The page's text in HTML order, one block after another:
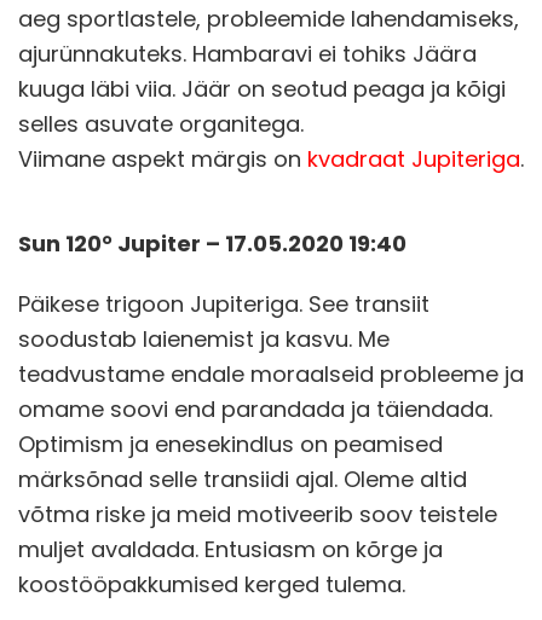
aeg sportlastele, probleemide lahendamiseks,
ajurünnakuteks. Hambaravi ei tohiks Jäära
kuuga läbi viia. Jäär on seotud peaga ja kõigi
selles asuvate organitega.
Viimane aspekt märgis on kvadraat Jupiteriga.
Sun 120° Jupiter – 17.05.2020 19:40
Päikese trigoon Jupiteriga. See transiit
soodustab laienemist ja kasvu. Me
teadvustame endale moraalseid probleeme ja
omame soovi end parandada ja täiendada.
Optimism ja enesekindlus on peamised
märksõnad selle transiidi ajal. Oleme altid
võtma riske ja meid motiveerib soov teistele
muljet avaldada. Entusiasm on kõrge ja
koostööpakkumised kerged tulema.